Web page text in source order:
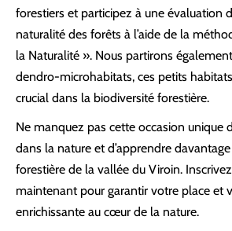
forestiers et participez à une évaluation
naturalité des forêts à l’aide de la
la Naturalité ». Nous partirons
dendro-microhabitats, ces petits
crucial dans la biodiversité forestière.
Ne manquez pas cette occasion unique
dans la nature et d’apprendre
forestière de la vallée du Viroin.
maintenant pour garantir votre place et
enrichissante au cœur de la nature.